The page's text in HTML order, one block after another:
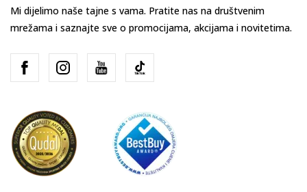
Mi dijelimo naše tajne s vama. Pratite nas na društvenim
mrežama i saznajte sve o promocijama, akcijama i novitetima.